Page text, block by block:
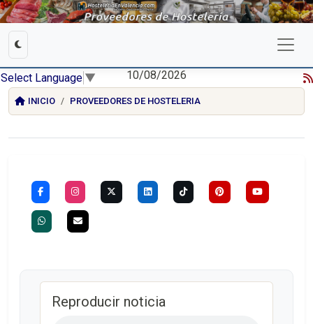
Select Language ▼ 10/08/2026
INICIO PROVEEDORES DE HOSTELERIA
Reproducir noticia